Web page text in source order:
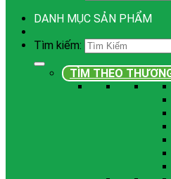
DANH MỤC SẢN PHẨM
Tìm kiếm:
TÌM THEO